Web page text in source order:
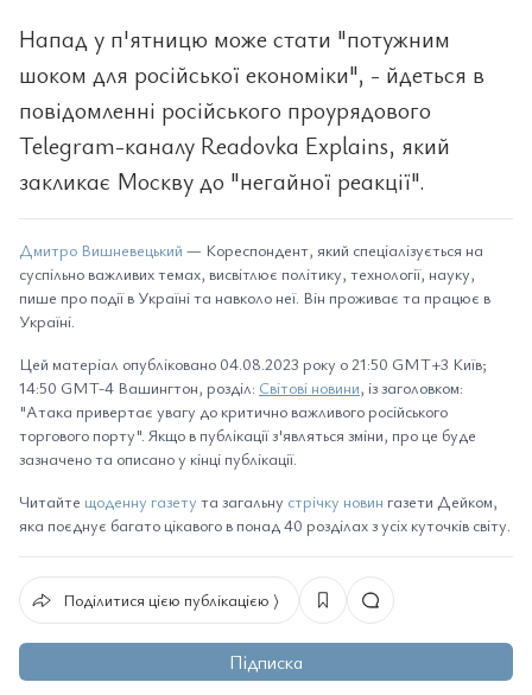
Напад у п'ятницю може стати "потужним
шоком для російської економіки", - йдеться в
повідомленні російського проурядового
Telegram-каналу Readovka Explains, який
закликає Москву до "негайної реакції".
Дмитро Вишневецький — Кореспондент, який спеціалізується на
суспільно важливих темах, висвітлює політику, технології, науку,
пише про події в Україні та навколо неї. Він проживає та працює в
Україні.
Цей матеріал опубліковано 04.08.2023 року о 21:50 GMT+3 Київ;
14:50 GMT-4 Вашингтон, розділ: Світові новини, із заголовком:
"Атака привертає увагу до критично важливого російського
торгового порту". Якщо в публікації з'являться зміни, про це буде
зазначено та описано у кінці публікації.
Читайте щоденну газету та загальну стрічку новин газети Дейком,
яка поєднує багато цікавого в понад 40 розділах з усіх куточків світу.
Поділитися цією публікацією ⟩
Підписка